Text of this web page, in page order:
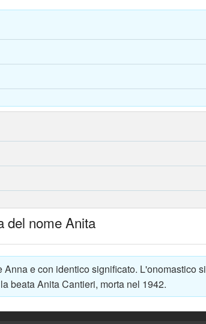
del nome Anita
e con identico significato. L'onomastico si
beata Anita Cantieri, morta nel 1942.